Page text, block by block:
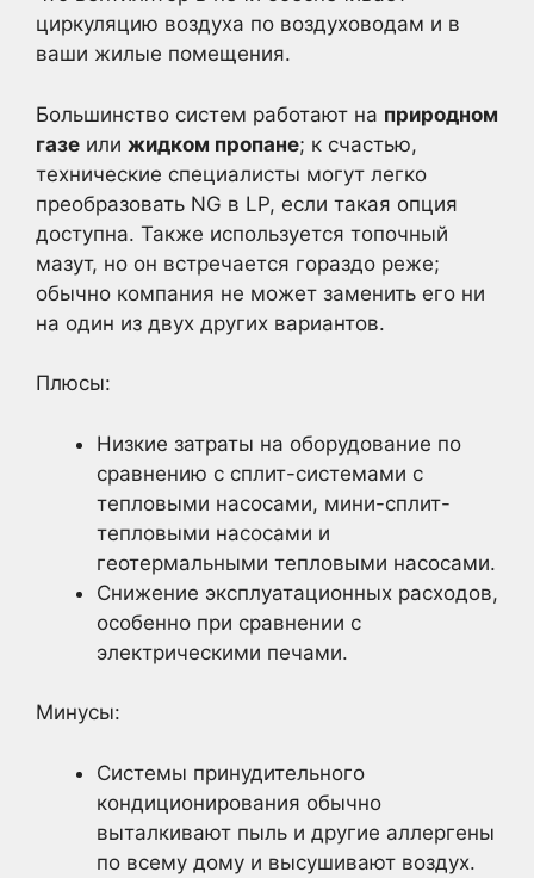
циркуляцию воздуха по воздуховодам и в
ваши жилые помещения.
Большинство систем работают на природном
газе или жидком пропане; к счастью,
технические специалисты могут легко
преобразовать NG в LP, если такая опция
доступна. Также используется топочный
мазут, но он встречается гораздо реже;
обычно компания не может заменить его ни
на один из двух других вариантов.
Плюсы:
Низкие затраты на оборудование по
сравнению с сплит-системами с
тепловыми насосами, мини-сплит-
тепловыми насосами и
геотермальными тепловыми насосами.
Снижение эксплуатационных расходов,
особенно при сравнении с
электрическими печами.
Минусы:
Системы принудительного
кондиционирования обычно
выталкивают пыль и другие аллергены
по всему дому и высушивают воздух.